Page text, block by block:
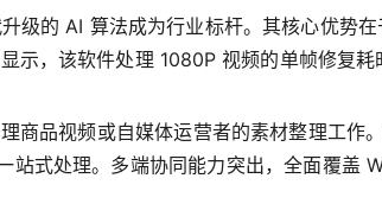
级的 AI 算法成为行业标杆。其核心优势
示，该软件处理 1080P 视频的单帧修复
商品视频或自媒体运营者的素材整理工
式处理。多端协同能力突出，全面覆盖